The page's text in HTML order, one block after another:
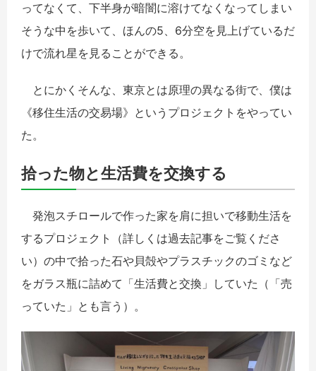
ってなくて、下半身が暗闇に溶けてなくなってしまい
そうな中を歩いて、ほんの5、6分空を見上げているだ
けで流れ星を見ることができる。
とにかくそんな、東京とは原理の異なる街で、僕は
《移住生活の交易場》というプロジェクトをやってい
た。
拾った物と生活費を交換する
発泡スチロールで作った家を肩に担いで移動生活を
するプロジェクト（詳しくは過去記事をご覧くださ
い）の中で拾った石や貝殻やプラスチックのゴミなど
をガラス瓶に詰めて「生活費と交換」していた（「売
っていた」とも言う）。